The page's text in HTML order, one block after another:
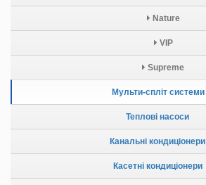
Nature
VIP
Supreme
Мульти-спліт системи
Теплові насоси
Канальні кондиціонери
Касетні кондиціонери